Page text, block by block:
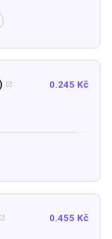
 0.245 Kč
 0.455 Kč